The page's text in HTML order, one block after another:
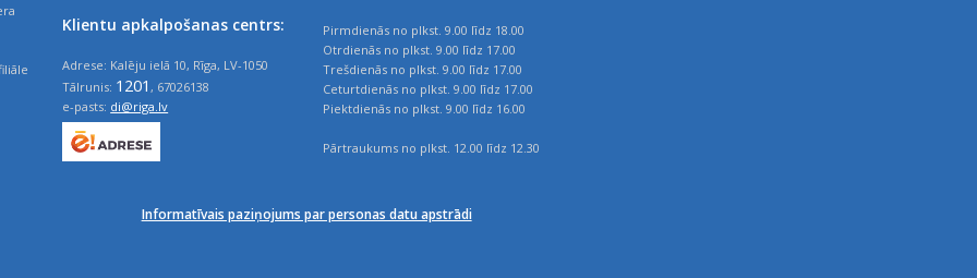
Klientu apkalpošanas centrs:
Adrese: Kalēju ielā 10, Rīga, LV-1050
Tālrunis: 1201 , 67026138
e-pasts: di@riga.lv
Pirmdienās no plkst. 9.00 līdz 18.00
Otrdienās no plkst. 9.00 līdz 17.00
Trešdienās no plkst. 9.00 līdz 17.00
Ceturtdienās no plkst. 9.00 līdz 17.00
Piektdienās no plkst. 9.00 līdz 16.00
Pārtraukums no plkst. 12.00 līdz 12.30
Informatīvais paziņojums par personas datu apstrādi